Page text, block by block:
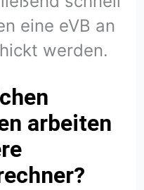
eine eVB an
werden.
arbeiten